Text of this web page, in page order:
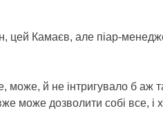
цей Камаєв, але піар-
може, й не інтригувало б аж
може дозволити собі все, і